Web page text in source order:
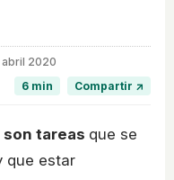
abril 2020
6 min
Compartir ↗
son tareas que se
que estar